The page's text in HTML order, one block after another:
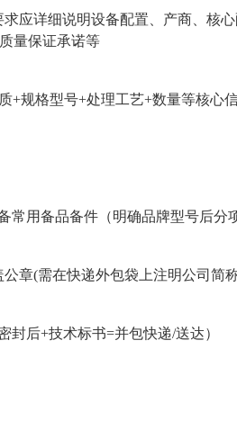
应详细说明设备配置、产商、核
量保证承诺等
+规格型号+处理工艺+数量等核心
用备品备件（明确品牌型号后分
章(需在快递外包袋上注明公司简称
后+技术标书=并包快递/送达）